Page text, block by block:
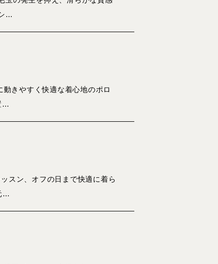
…
きやすく快適な着心地のポロ
…
スン、オフの日まで快適に着ら
…